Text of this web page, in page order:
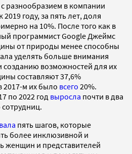
разнообразием в компании
году, за пять лет, доля
на 10%. После того как в
программист Google Джеймс
от природы менее способны
уделять больше внимания
возможностей для их
составляют 37,6%
2017-м их было всего 20%.
по 2022 год выросла почти в два
пять шагов, которые
более инклюзивной и
женщин и представителей